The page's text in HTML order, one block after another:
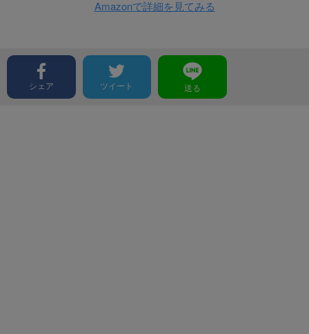
Amazonで詳細を見てみる
シェア ツイート 送る